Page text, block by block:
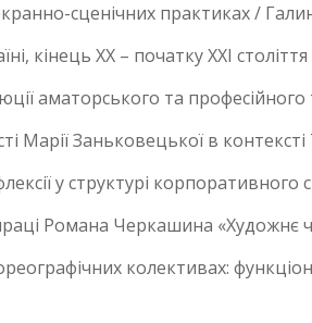
сценічних практиках /
кінець ХХ – початку ХХІ
аматорського та
Марії Заньковецької в
у структурі
Романа Черкашина «Художнє
колективах: